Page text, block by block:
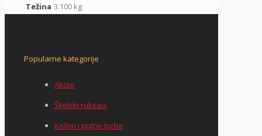
Težina 3.100 kg
Popularne kategorije
Akcije
Školski ruksaci
Koferi i putne torbe